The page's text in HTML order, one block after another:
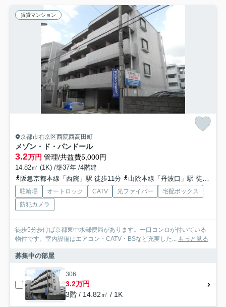
賃貸マンション
京都市右京区西院西高田町
メゾン・ド・パンドール
3.2万円 管理/共益費5,000円
14.82㎡ (1K) /築37年 /4階建
阪急京都本線「西院」駅 徒歩11分
山陰本線「丹波口」駅 徒歩16分
駐輪場 オートロック CATV 光ファイバー
宅配ボックス
防犯カメラ
徒歩5分歩けば京都東中水郵便局があります。一口コンロが付いている
物件です。室内設備はエアコン・CATV・BSなど充実した... もっと見る
募集中の部屋
306
3.2万円
3階 / 14.82㎡ / 1K